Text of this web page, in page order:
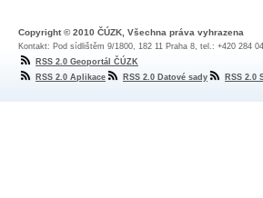
Copyright © 2010 ČÚZK, Všechna práva vyhrazena
Kontakt: Pod sídlištěm 9/1800, 182 11 Praha 8, tel.: +420 284
RSS 2.0 Geoportál ČÚZK
RSS 2.0 Aplikace
RSS 2.0 Datové sady RSS 2.0